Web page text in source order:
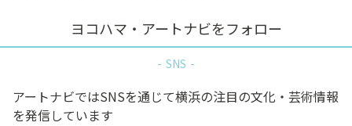
ヨコハマ・アートナビをフォロー
SNS
アートナビではSNSを通じて横浜の注目の文化・芸術情報
を発信しています